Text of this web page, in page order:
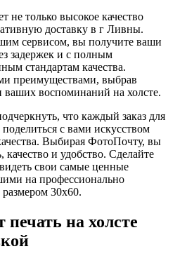
не только высокое качество
доставку в г Ливны.
сервисом, вы получите ваши
задержек и с полным
стандартам качества.
преимуществами, выбрав
воспоминаний на холсте.
что каждый заказ для
с вами искусством
Выбирая ФотоПочту, вы
качество и удобство. Сделайте
свои самые ценные
на профессионально
30х60.
печать на холсте